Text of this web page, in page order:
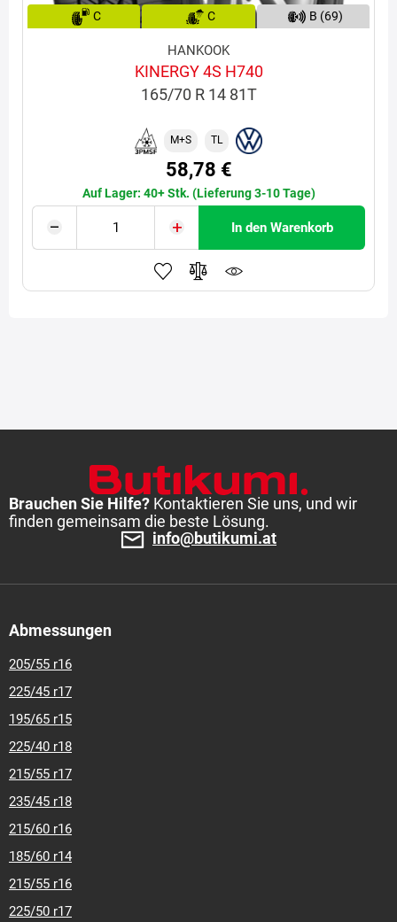
C C B (69)
HANKOOK
KINERGY 4S H740
165/70 R 14 81T
M+S TL
58,78 €
Auf Lager: 40+ Stk. (Lieferung 3-10 Tage)
In den Warenkorb
Brauchen Sie Hilfe? Kontaktieren Sie uns, und wir
finden gemeinsam die beste Lösung.
info@butikumi.at
Abmessungen
205/55 r16
225/45 r17
195/65 r15
225/40 r18
215/55 r17
235/45 r18
215/60 r16
185/60 r14
215/55 r16
225/50 r17